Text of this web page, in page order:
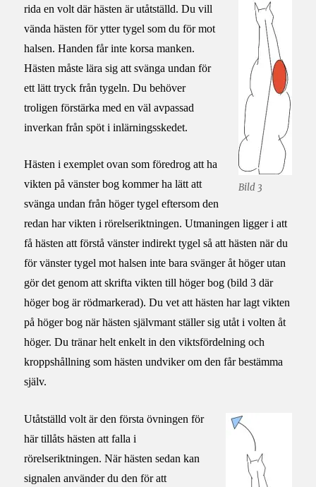
Bild 3
rida en volt där hästen är utåtställd. Du vill
vända hästen för ytter tygel som du för mot
halsen. Handen får inte korsa manken.
Hästen måste lära sig att svänga undan för
ett lätt tryck från tygeln. Du behöver
troligen förstärka med en väl avpassad
inverkan från spöt i inlärningsskedet.
Hästen i exemplet ovan som föredrog att ha
vikten på vänster bog kommer ha lätt att
svänga undan från höger tygel eftersom den
redan har vikten i rörelseriktningen. Utmaningen ligger i att
få hästen att förstå vänster indirekt tygel så att hästen när du
för vänster tygel mot halsen inte bara svänger åt höger utan
gör det genom att skrifta vikten till höger bog (bild 3 där
höger bog är rödmarkerad). Du vet att hästen har lagt vikten
på höger bog när hästen självmant ställer sig utåt i volten åt
höger. Du tränar helt enkelt in den viktsfördelning och
kroppshållning som hästen undviker om den får bestämma
själv.
Utåtställd volt är den första övningen för
här tillåts hästen att falla i
rörelseriktningen. När hästen sedan kan
signalen använder du den för att